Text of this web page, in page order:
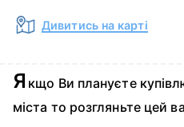
Дивитись на карті
Я кщо Ви плануєте
міста то розгляньте цей